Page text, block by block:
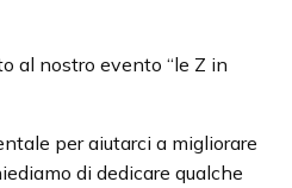
al nostro evento “le Z in
per aiutarci a migliorare
di dedicare qualche